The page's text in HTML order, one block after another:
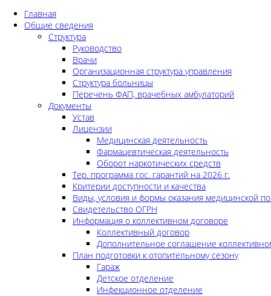
Главная
Общие сведения
Структура
Руководство
Врачи
Организационная структура управления
Структура больницы
Перечень ФАП, врачебных амбулаторий
Документы
Устав
Лицензии
Медицинская деятельность
Фармацевтическая деятельность
Оборот наркотических средств
Тер. программа гос. гарантий на 2026 г.
Критерии доступности и качества
Виды, условия и формы оказания медицинской
Свидетельство ОГРН
Информация о коллективном договоре
Коллективный договор
Дополнительное соглашение
План подготовки к отопительному сезону
Гараж
Детское отделение
Инфекционное отделение